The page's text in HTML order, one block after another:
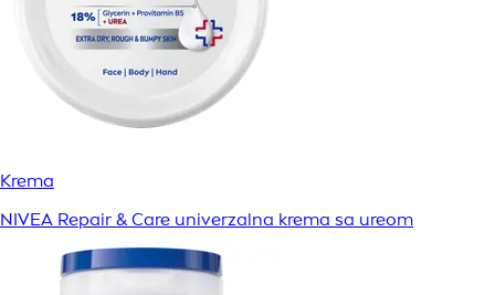
Krema
NIVEA Repair & Care univerzalna krema sa ureom